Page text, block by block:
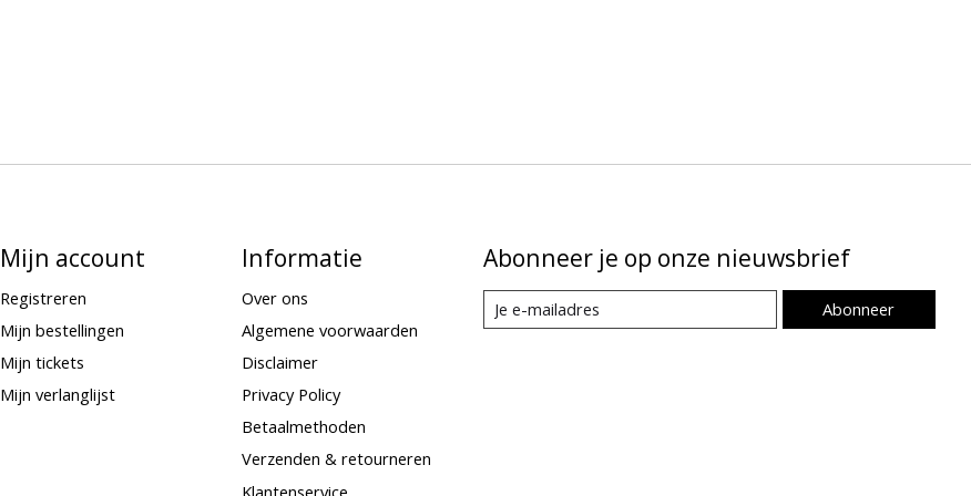
Mijn account
Registreren
Mijn bestellingen
Mijn tickets
Mijn verlanglijst
Informatie
Over ons
Algemene voorwaarden
Disclaimer
Privacy Policy
Betaalmethoden
Verzenden & retourneren
Klantenservice
Abonneer je op onze nieuwsbrief
Abonneer